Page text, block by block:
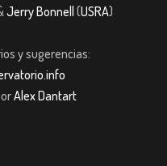
Jerry Bonnell (USRA)
y sugerencias:
Alex Dantart